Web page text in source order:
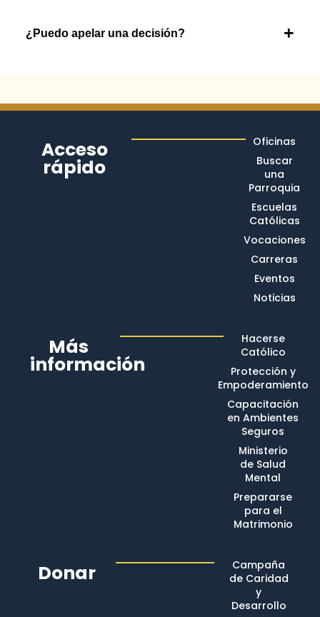
¿Puedo apelar una decisión? +
Acceso
rápido
Oficinas
Buscar
una
Parroquia
Escuelas
Católicas
Vocaciones
Carreras
Eventos
Noticias
Más
información
Hacerse
Católico
Protección y
Empoderamiento
Capacitación
en Ambientes
Seguros
Ministerio
de Salud
Mental
Prepararse
para el
Matrimonio
Donar
Campaña
de Caridad
y
Desarrollo